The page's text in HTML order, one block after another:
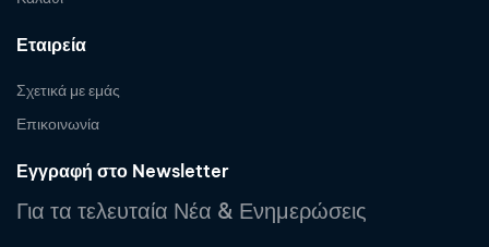
Εταιρεία
Σχετικά με εμάς
Επικοινωνία
Εγγραφή στο Newsletter
Για τα τελευταία Νέα & Ενημερώσεις